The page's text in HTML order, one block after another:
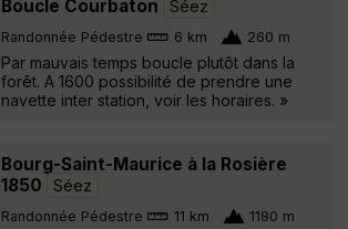
Boucle Courbaton Séez
Randonnée Pédestre 6 km 260 m
Par mauvais temps boucle plutôt dans la
forêt. A 1600 possibilité de prendre une
navette inter station, voir les horaires. »
Bourg-Saint-Maurice à la Rosière
1850
Séez
Randonnée Pédestre 11 km 1180 m